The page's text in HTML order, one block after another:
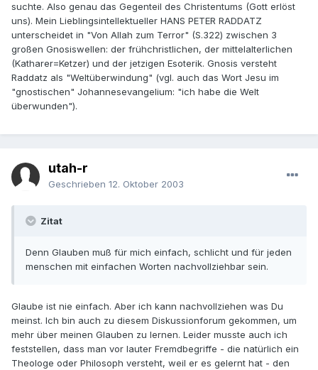
suchte. Also genau das Gegenteil des Christentums (Gott erlöst
uns). Mein Lieblingsintellektueller HANS PETER RADDATZ
unterscheidet in "Von Allah zum Terror" (S.322) zwischen 3
großen Gnosiswellen: der frühchristlichen, der mittelalterlichen
(Katharer=Ketzer) und der jetzigen Esoterik. Gnosis versteht
Raddatz als "Weltüberwindung" (vgl. auch das Wort Jesu im
"gnostischen" Johannesevangelium: "ich habe die Welt
überwunden").
utah-r
Geschrieben 12. Oktober 2003
Zitat
Denn Glauben muß für mich einfach, schlicht und für jeden
menschen mit einfachen Worten nachvollziehbar sein.
Glaube ist nie einfach. Aber ich kann nachvollziehen was Du
meinst. Ich bin auch zu diesem Diskussionforum gekommen, um
mehr über meinen Glauben zu lernen. Leider musste auch ich
feststellen, dass man vor lauter Fremdbegriffe - die natürlich ein
Theologe oder Philosoph versteht, weil er es gelernt hat - den